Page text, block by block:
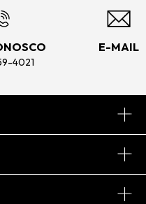
4021
E-MAIL